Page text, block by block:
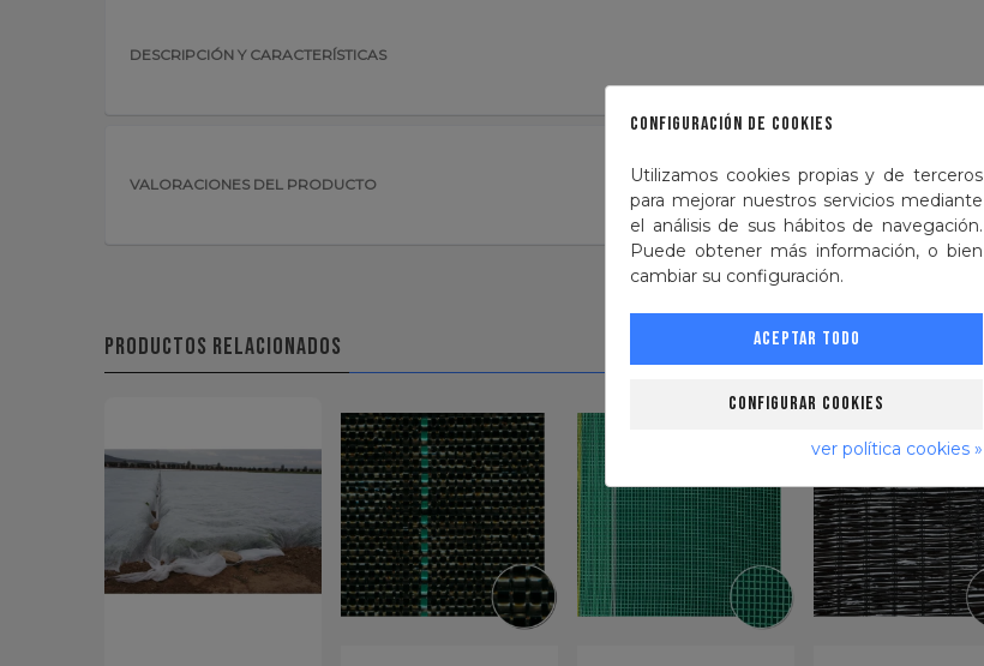
DESCRIPCIÓN Y CARACTERÍSTICAS
VALORACIONES DEL PRODUCTO
PRODUCTOS RELACIONADOS
configuración de cookies
Utilizamos cookies propias y de terceros
para mejorar nuestros servicios mediante
el análisis de sus hábitos de navegación.
Puede obtener más información, o bien
cambiar su configuración.
Aceptar todo
Configurar cookies
ver política cookies »